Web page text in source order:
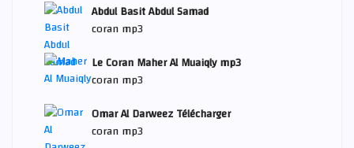
Abdul Basit Abdul Samad
coran mp3
Le Coran Maher Al Muaiqly mp3
coran mp3
Omar Al Darweez Télécharger
coran mp3